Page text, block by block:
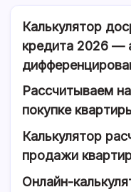
Калькулятор
кредита 2026 —
Рассчитываем
покупке
Калькулятор
продажи
Онлайн-